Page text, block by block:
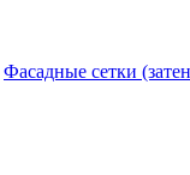
Фасадные сетки